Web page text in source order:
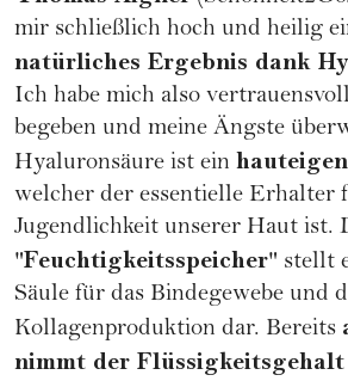
mir schließlich hoch und heilig
natürliches Ergebnis dank
Ich habe mich also
begeben und meine Ängste
Hyaluronsäure ist ein
welcher der essentielle Erhalter
Jugendlichkeit unserer Haut ist.
"Feuchtigkeitsspeicher" stellt
Säule für das Bindegewebe und
Kollagenproduktion dar. Bereits
nimmt der